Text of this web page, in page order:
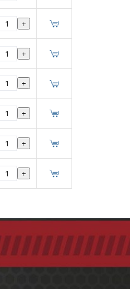
+
+
+
+
+
+